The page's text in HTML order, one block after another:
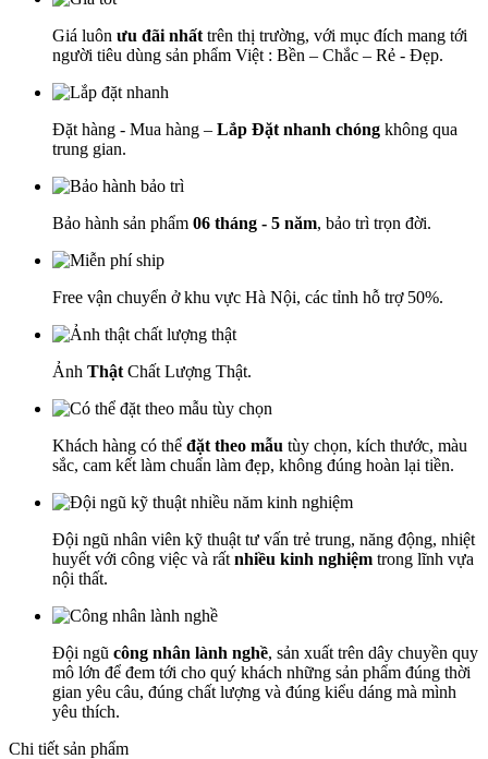
Giá luôn ưu đãi nhất trên thị trường, với mục đích mang tới
người tiêu dùng sản phẩm Việt : Bền – Chắc – Rẻ - Đẹp.
Đặt hàng - Mua hàng – Lắp Đặt nhanh chóng không qua
trung gian.
Bảo hành sản phẩm 06 tháng - 5 năm, bảo trì trọn đời.
Free vận chuyển ở khu vực Hà Nội, các tỉnh hỗ trợ 50%.
Ảnh Thật Chất Lượng Thật.
Khách hàng có thể đặt theo mẫu tùy chọn, kích thước, màu
sắc, cam kết làm chuẩn làm đẹp, không đúng hoàn lại tiền.
Đội ngũ nhân viên kỹ thuật tư vấn trẻ trung, năng động, nhiệt
huyết với công việc và rất nhiều kinh nghiệm trong lĩnh vựa
nội thất.
Đội ngũ công nhân lành nghề, sản xuất trên dây chuyền quy
mô lớn để đem tới cho quý khách những sản phẩm đúng thời
gian yêu câu, đúng chất lượng và đúng kiểu dáng mà mình
yêu thích.
Chi tiết sản phẩm